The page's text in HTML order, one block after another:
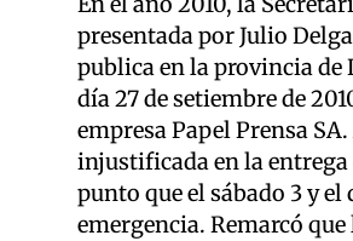
presentada por Julio
publica en la provincia de
día 27 de setiembre de
empresa Papel Prensa
injustificada en la
punto que el sábado 3 y
emergencia. Remarcó